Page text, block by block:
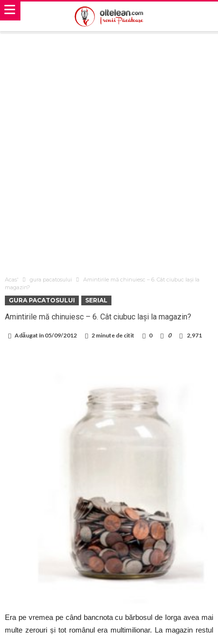
Acas' gura pacatosului
Amintirile mă chinuiesc – 6. Cât ciubuc lași la
magazin?
GURA PACATOSULUI SERIAL
Amintirile mă chinuiesc – 6. Cât ciubuc lași la magazin?
Adăugat în 05/09/2012 2 minute de citit 0 0 2,971
Era pe vremea pe când bancnota cu bărbosul de Iorga avea mai
multe zerouri și tot românul era multimilionar. La magazin restul